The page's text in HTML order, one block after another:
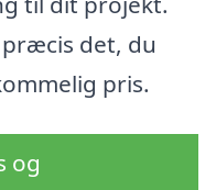
det, du
pris.
og